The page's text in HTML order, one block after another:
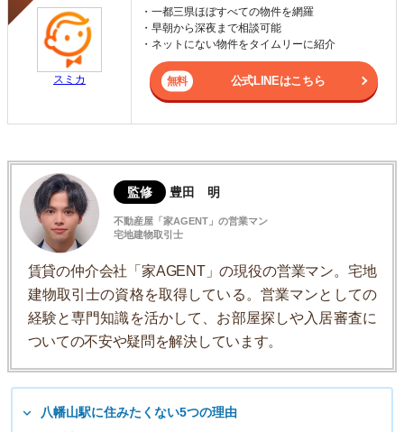
スミカ
・一都三県ほぼすべての物件を網羅
・早朝から深夜まで相談可能
・ネットにない物件をタイムリーに紹介
公式LINEはこちら
監修 豊田 明
不動産屋「家AGENT」の営業マン
宅地建物取引士
賃貸の仲介会社「家AGENT」の現役の営業マン。宅地
建物取引士の資格を取得している。営業マンとしての
経験と専門知識を活かして、お部屋探しや入居審査に
ついての不安や疑問を解決しています。
八幡山駅に住みたくない5つの理由